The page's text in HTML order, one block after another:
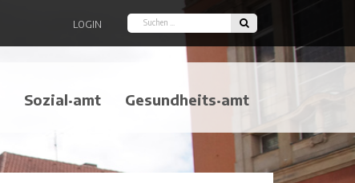
LOGIN
Sozial·amt Gesundheits·amt